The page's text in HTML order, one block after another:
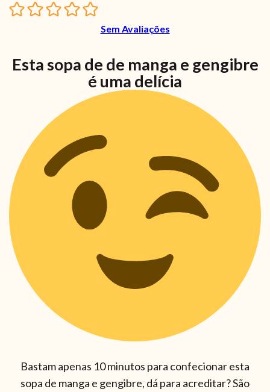
Sem Avaliações
Esta sopa de de manga e gengibre
é uma delícia
Bastam apenas 10 minutos para confecionar esta
sopa de manga e gengibre, dá para acreditar? São